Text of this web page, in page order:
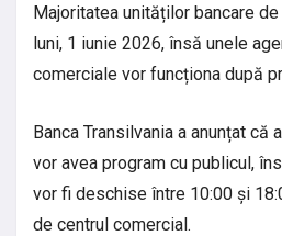
Majoritatea unităților bancare
luni, 1 iunie 2026, însă unele
comerciale vor funcționa după
Banca Transilvania a anunțat că
vor avea program cu publicul,
vor fi deschise între 10:00 și
de centrul comercial.